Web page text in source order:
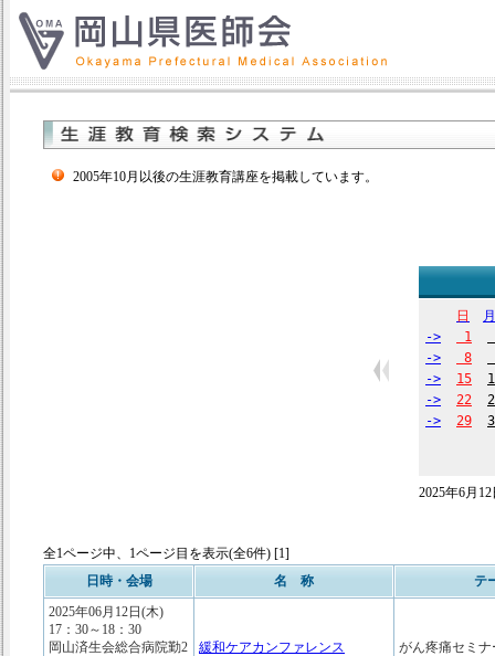
2005年10月以後の生涯教育講座を掲載しています。
日
月
->
1
->
8
->
15
->
22
->
29
2025年6月
全1ページ中、1ページ目を表示(全6件) [1]
日時・会場
名 称
テ
2025年06月12日(木)
17：30～18：30
岡山済生会総合病院勤2
緩和ケアカンファレンス がん疼痛セミナ